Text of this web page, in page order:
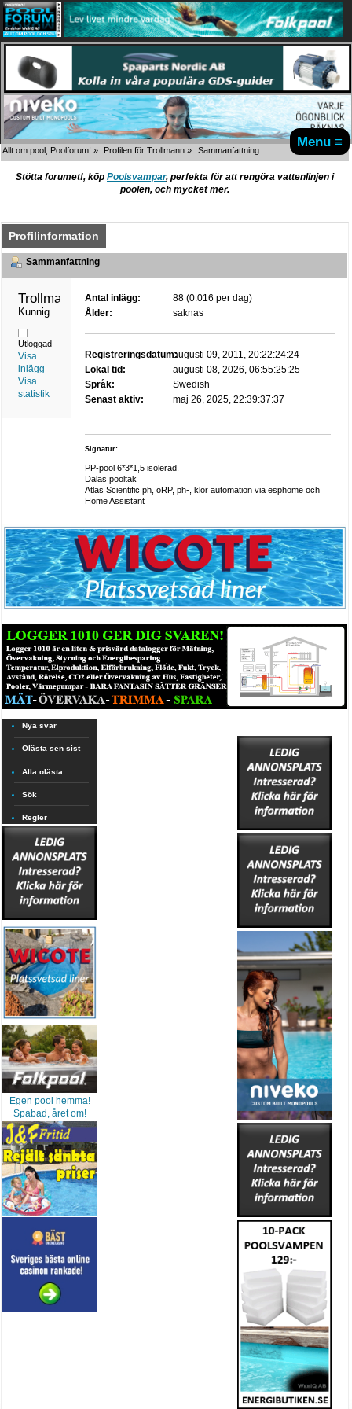
Menu ≡
Allt om pool, Poolforum! » Profilen för Trollmann » Sammanfattning
Stötta forumet!, köp Poolsvampar, perfekta för att rengöra vattenlinjen i
poolen, och mycket mer.
Profilinformation
Sammanfattning
Kunnig
Utloggad
Visa
inlägg
Visa
statistik
Antal inlägg:
88 (0.016 per dag)
Ålder:
saknas
Registreringsdatum:augusti 09, 2011, 20:22:24:24
Lokal tid:
augusti 08, 2026, 06:55:25:25
Språk:
Swedish
Senast aktiv:
maj 26, 2025, 22:39:37:37
Signatur:
PP-pool 6*3*1,5 isolerad.
Dalas pooltak
Atlas Scientific ph, oRP, ph-, klor automation via esphome och
Home Assistant
Nya svar
Olästa sen sist
Alla olästa
Sök
Regler
Egen pool hemma!
Spabad, året om!